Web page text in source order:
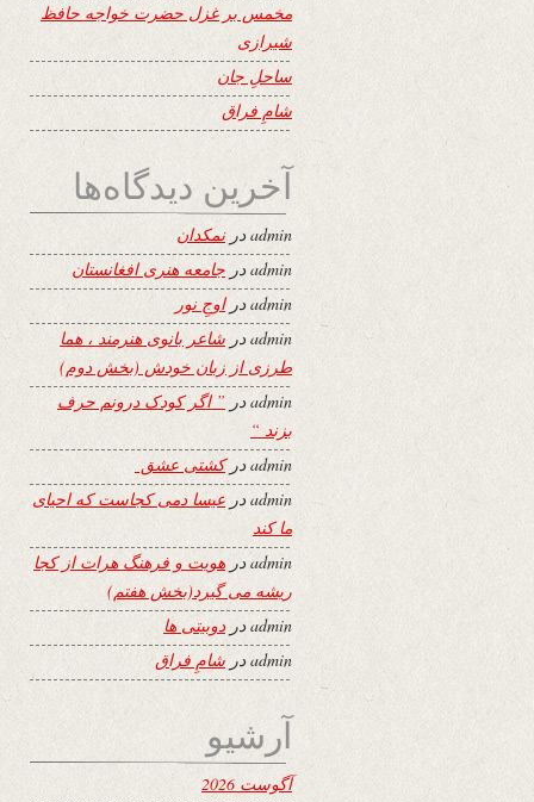
مخمس بر غزل حضرت خواجه حافظ
شیرازی
ساحلِ جان
شامِ فراق
آخرین دیدگاه‌ها
adminدرنمکدان
adminدر جامعه هنری افغانستان
adminدراوجِ نور
adminدر شاعر بانوی هنرمند ، هما
طرزی از زبان خودش (بخش دوم)
adminدر ” اگر کودک درونم حرف
بزند “
adminدرکشتی عشق
adminدر عیسا دمی کجاست که احیای
ما کند
adminدر هویت و فرهنگ هرات از کجا
ریشه می گیرد(بخش هفتم)
adminدردوبیتی ها
admin در شامِ فراق
آرشیو
آگوست 2026